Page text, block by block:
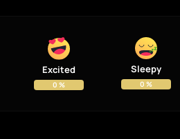
Excited
0 %
Sleepy
0 %